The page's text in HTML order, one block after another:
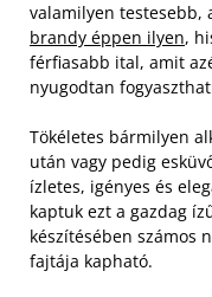
valamilyen testesebb,
brandy éppen ilyen,
férfiasabb ital, amit
nyugodtan
Tökéletes bármilyen
után vagy pedig
ízletes, igényes és
kaptuk ezt a gazdag
készítésében számos
fajtája kapható.